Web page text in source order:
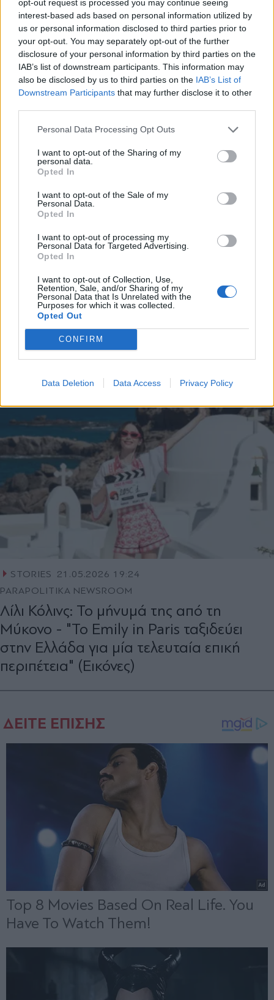
opt-out request is processed you may continue seeing
interest-based ads based on personal information utilized by
us or personal information disclosed to third parties prior to
your opt-out. You may separately opt-out of the further
disclosure of your personal information by third parties on the
IAB’s list of downstream participants. This information may
also be disclosed by us to third parties on the IAB’s List of
Downstream Participants that may further disclose it to other
Personal Data Processing Opt Outs
I want to opt-out of the Sharing of my
personal data.
Opted In
I want to opt-out of the Sale of my
Personal Data.
Opted In
I want to opt-out of processing my
Personal Data for Targeted Advertising.
Opted In
I want to opt-out of Collection, Use,
Retention, Sale, and/or Sharing of my
Personal Data that Is Unrelated with the
Purposes for which it was collected.
Opted Out
CONFIRM
Data Deletion Data Access Privacy Policy
Collins φέρνει το Netflix στην καρδιά των
Κυκλάδων - Τι αποκαλύπτει στο Secret ο
δήμαρχος του νησιού (Εικόνες)
PARAPOLITIKA NEWSROOM
Emily In Paris: Τέλος τα γυρίσματα στη
Μύκονο - Το μεγάλο πάρτι και η
"φυγάδευση" της Lily Collins από το νησί
(Εικόνες & Βίντεο)
STORIES
21.05.2026 19:24
PARAPOLITIKA NEWSROOM
Λίλι Κόλινς: Το μήνυμά της από τη
Μύκονο - "Το Emily in Paris ταξιδεύει
στην Ελλάδα για μία τελευταία επική
περιπέτεια" (Εικόνες)
Εγγραφή στο newsletter
Αποδέχομαι τους
και την πολιτική απορρήτου
X